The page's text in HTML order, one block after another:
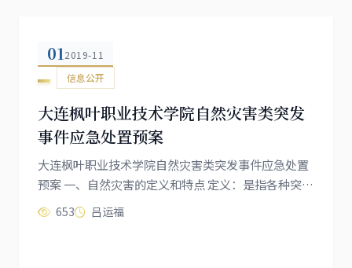
01 2019-11
信息公开
大连枫叶职业技术学院自然灾害类突发
事件应急处置预案
大连枫叶职业技术学院自然灾害类突发事件应急处置
预案 一、自然灾害的定义和特点 定义：是指各种突发
性的、易对学校造成生命财产损失的事件，包括气
象、洪水、地质、地震灾害以及由地震诱发的各种次
653 吕运福